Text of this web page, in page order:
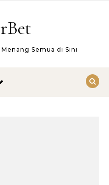
Semua di Sini